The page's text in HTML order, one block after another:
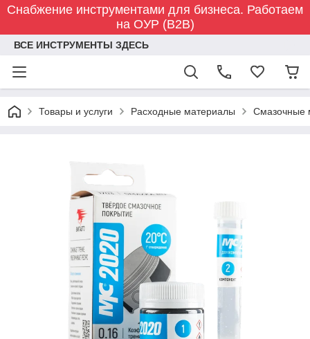
Снабжение инструментами для бизнеса. Работаем
на ОУР (B2B)
ВСЕ ИНСТРУМЕНТЫ ЗДЕСЬ
Товары и услуги Расходные материалы Смазочные